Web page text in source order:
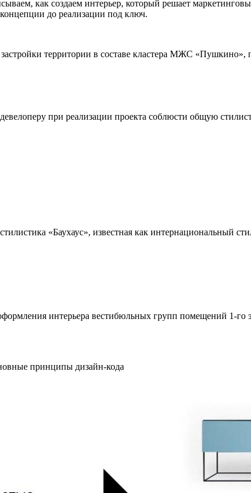
как создаем интерьер, который решает
до реализации под ключ.
территории в составе кластера МЖС «Пушкино»,
при реализации проекта соблюсти общую
«Баухаус», известная как интернациональный
интерьера вестибюльных групп помещений 1-
принципы дизайн-кода